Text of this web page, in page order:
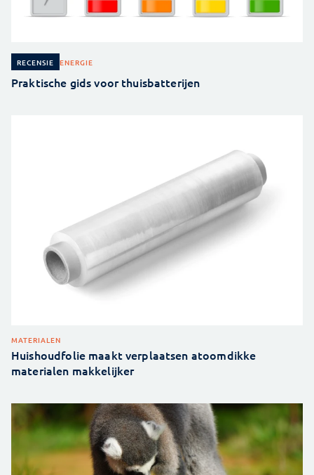
RECENSIE ENERGIE
Praktische gids voor thuisbatterijen
MATERIALEN
Huishoudfolie maakt verplaatsen atoomdikke
materialen makkelijker